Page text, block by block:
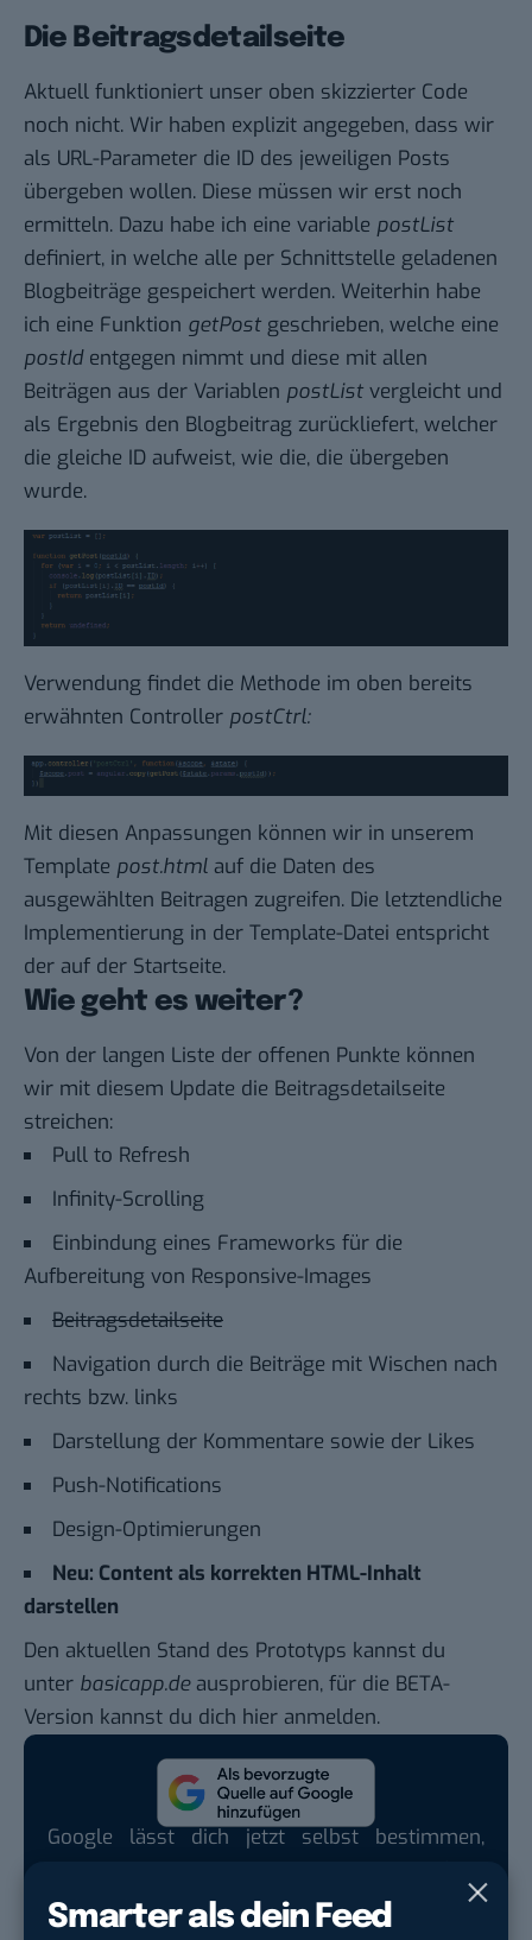
Smarter als dein Feed
Die Beitragsdetailseite
Aktuell funktioniert unser oben skizzierter Code
noch nicht. Wir haben explizit angegeben, dass wir
als URL-Parameter die ID des jeweiligen Posts
übergeben wollen. Diese müssen wir erst noch
ermitteln. Dazu habe ich eine variable postList
definiert, in welche alle per Schnittstelle geladenen
Blogbeiträge gespeichert werden. Weiterhin habe
ich eine Funktion getPost geschrieben, welche eine
postIdentgegen nimmt und diese mit allen
Beiträgen aus der Variablen postList vergleicht und
als Ergebnis den Blogbeitrag zurückliefert, welcher
die gleiche ID aufweist, wie die, die übergeben
wurde.
Verwendung findet die Methode im oben bereits
erwähnten Controller postCtrl:
Mit diesen Anpassungen können wir in unserem
Template post.html auf die Daten des
ausgewählten Beitragen zugreifen. Die letztendliche
Implementierung in der Template-Datei entspricht
der auf der Startseite.
Wie geht es weiter?
Von der langen Liste der offenen Punkte können
wir mit diesem Update die Beitragsdetailseite
streichen:
Pull to Refresh
Infinity-Scrolling
Einbindung eines Frameworks für die
Aufbereitung von Responsive-Images
Beitragsdetailseite
Navigation durch die Beiträge mit Wischen nach
rechts bzw. links
Darstellung der Kommentare sowie der Likes
Push-Notifications
Design-Optimierungen
Neu: Content als korrekten HTML-Inhalt
darstellen
Den aktuellen Stand des Prototyps kannst du
unter basicapp.deausprobieren, für die BETA-
Version kannst du dich hier anmelden.
Google lässt dich jetzt selbst bestimmen,
siehst. Mit zwei schnellen Klicks kannst du